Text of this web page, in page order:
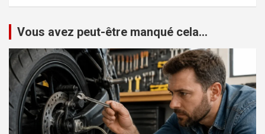
Vous avez peut-être manqué cela...